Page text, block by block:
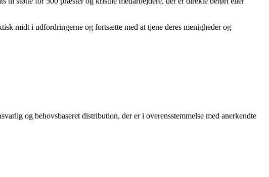
midt i udfordringerne og fortsætte med at tjene deres menigheder og
og behovsbaseret distribution, der er i overensstemmelse med anerkendte